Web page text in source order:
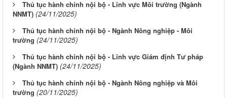
Thủ tục hành chính nội bộ - Lĩnh vực Môi trường (Ngành
NNMT) (24/11/2025)
Thủ tục hành chính nội bộ - Ngành Nông nghiệp - Môi
trường (24/11/2025)
Thủ tục hành chính nội bộ - Lĩnh vực Giám định Tư pháp
(Ngành NNMT) (24/11/2025)
Thủ tục hành chính nội bộ - Ngành Nông nghiệp và Môi
trường (20/11/2025)